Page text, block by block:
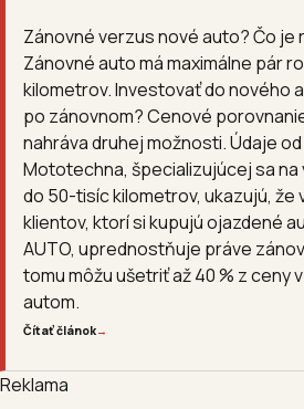
Zánovné verzus nové auto? Čo je
Zánovné auto má maximálne pár
kilometrov. Investovať do nového
po zánovnom? Cenové
nahráva druhej možnosti. Údaje
Mototechna, špecializujúcej sa na
do 50-tisíc kilometrov, ukazujú, že
klientov, ktorí si kupujú ojazdené
AUTO, uprednostňuje práve
tomu môžu ušetriť až 40 % z ceny
autom.
Čítať článok→
Reklama